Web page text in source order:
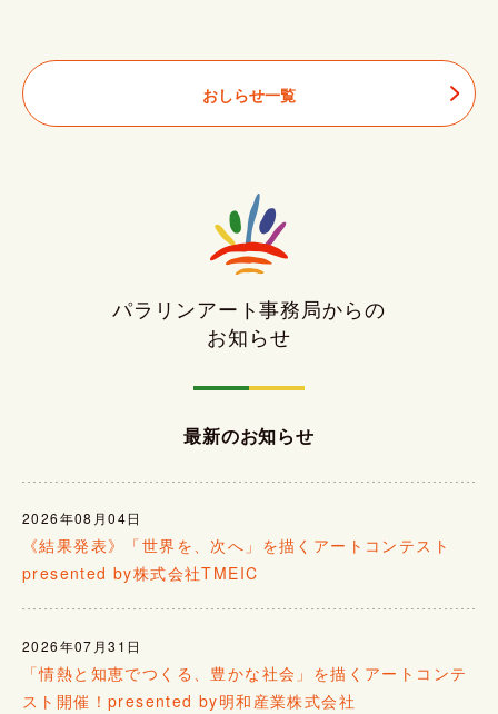
おしらせ一覧
パラリンアート事務局からの
お知らせ
最新のお知らせ
2026年08月04日
《結果発表》「世界を、次へ」を描くアートコンテスト
presented by株式会社TMEIC
2026年07月31日
「情熱と知恵でつくる、豊かな社会」を描くアートコンテ
スト開催！presented by明和産業株式会社